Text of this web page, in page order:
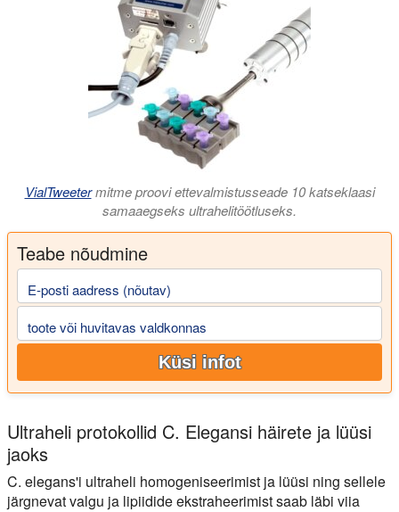
VialTweetermitme proovi ettevalmistusseade 10 katseklaasi
samaaegseks ultrahelitöötluseks.
Teabe nõudmine
E-posti aadress (nõutav)
toote või huvitavas valdkonnas
Küsi infot
Ultraheli protokollid C. Elegansi häirete ja lüüsi
jaoks
C. elegans'i ultraheli homogeniseerimist ja lüüsi ning sellele
järgnevat valgu ja lipiidide ekstraheerimist saab läbi viia